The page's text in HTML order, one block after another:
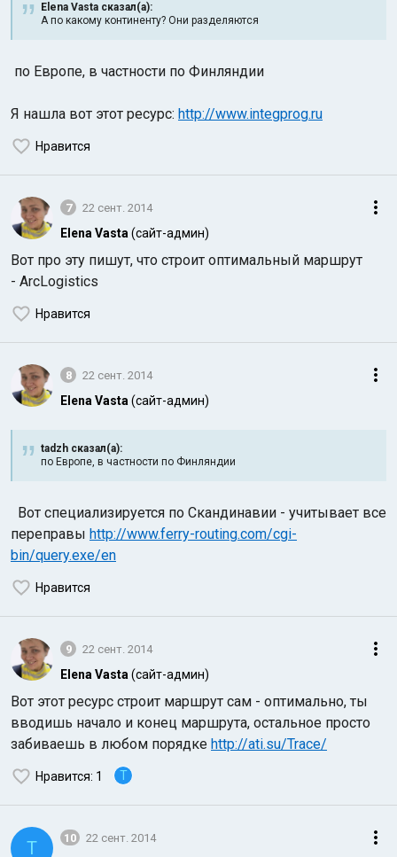
Elena Vasta сказал(а):
А по какому континенту? Они разделяются
по Европе, в частности по Финляндии
Я нашла вот этот ресурс: http://www.integprog.ru
Нравится
7 22 сент. 2014
Elena Vasta (сайт-админ)
Вот про эту пишут, что строит оптимальный маршрут
- ArcLogistics
Нравится
8 22 сент. 2014
Elena Vasta (сайт-админ)
tadzh сказал(а):
по Европе, в частности по Финляндии
Вот специализируется по Скандинавии - учитывает все
переправы http://www.ferry-routing.com/cgi-
bin/query.exe/en
Нравится
9 22 сент. 2014
Elena Vasta (сайт-админ)
Вот этот ресурс строит маршрут сам - оптимально, ты
вводишь начало и конец маршрута, остальное просто
забиваешь в любом порядке http://ati.su/Trace/
Нравится: 1 T
T 10 22 сент. 2014